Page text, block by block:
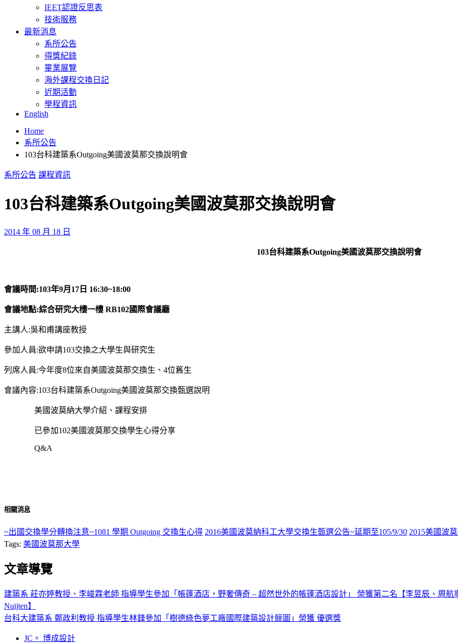
IEET認證反思表
技術服務
最新消息
系所公告
得獎紀錄
畢業展覽
海外課程交換日記
近期活動
學程資訊
English
Home
系所公告
103台科建築系Outgoing美國波莫那交換說明會
系所公告 課程資訊
103台科建築系Outgoing美國波莫那交換說明會
2014 年 08 月 18 日
103台科建築系Outgoing美國波莫那交換說明會
會議時間:103年9月 17 日 16:30~18:00
會議地點:綜合研究大樓一樓 RB102國際會議廳
主講人:吳和甫講座教授
參加人員:欲申請103交換之大學生與研究生
列席人員:今年度8位來自美國波莫那交換生、4位舊生
會議內容:103台科建築系Outgoing美國波莫那交換甄選說明
美國波莫納大學介紹、課程安排
已參加102美國波莫那交換學生心得分享
Q&A
相關消息
~出國交換學分轉換注意~1081 學期 Outgoing 交換生心得 2016美國波莫納科工大學交換生甄選公告~延期至105/9/30 2015美國波
Tags: 美國波莫那大學
文章導覽
建築系 莊亦婷教授、李峻霖老師 指導學生參加「帳篷酒店，野奢傳奇 – 超然世外的帳篷酒店設計」 榮獲第二名【李昱辰、周航
Nuijten】
台科大建築系 鄭政利教授 指導學生林鋒參加「樹德綠色夢工廠國際建築設計競圖」榮獲 優選獎
JC。 博成設計